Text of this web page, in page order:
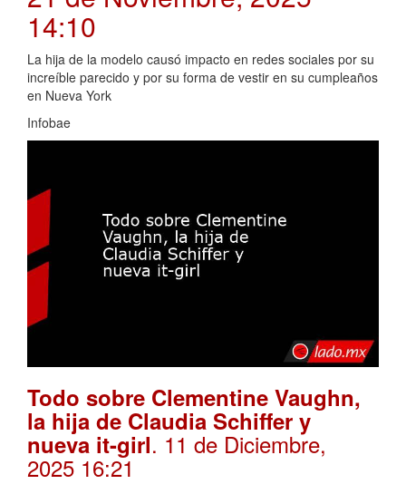
14:10
La hija de la modelo causó impacto en redes sociales por su
increíble parecido y por su forma de vestir en su cumpleaños
en Nueva York
Infobae
Todo sobre Clementine Vaughn,
la hija de Claudia Schiffer y
nueva it-girl. 11 de Diciembre,
2025 16:21